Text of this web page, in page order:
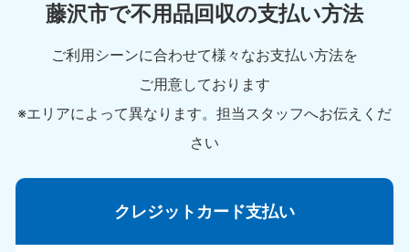
藤沢市で不用品回収の支払い方法
ご利用シーンに合わせて様々なお支払い方法を
ご用意しております
※エリアによって異なります。担当スタッフへお伝えくだ
さい
クレジットカード支払い